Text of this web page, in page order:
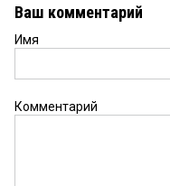
Ваш комментарий
Имя
Комментарий